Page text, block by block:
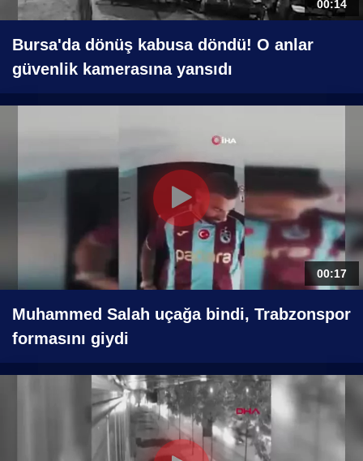
00:14
Bursa'da dönüş kabusa döndü! O anlar
güvenlik kamerasına yansıdı
00:17
Muhammed Salah uçağa bindi, Trabzonspor
formasını giydi